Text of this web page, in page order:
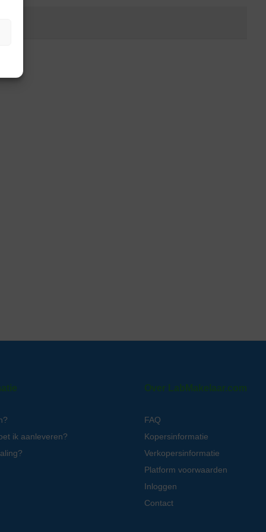
ik aanleveren?
Over LabMakelaar.com
FAQ
Kopersinformatie
Verkopersinformatie
Platform voorwaarden
Inloggen
Contact